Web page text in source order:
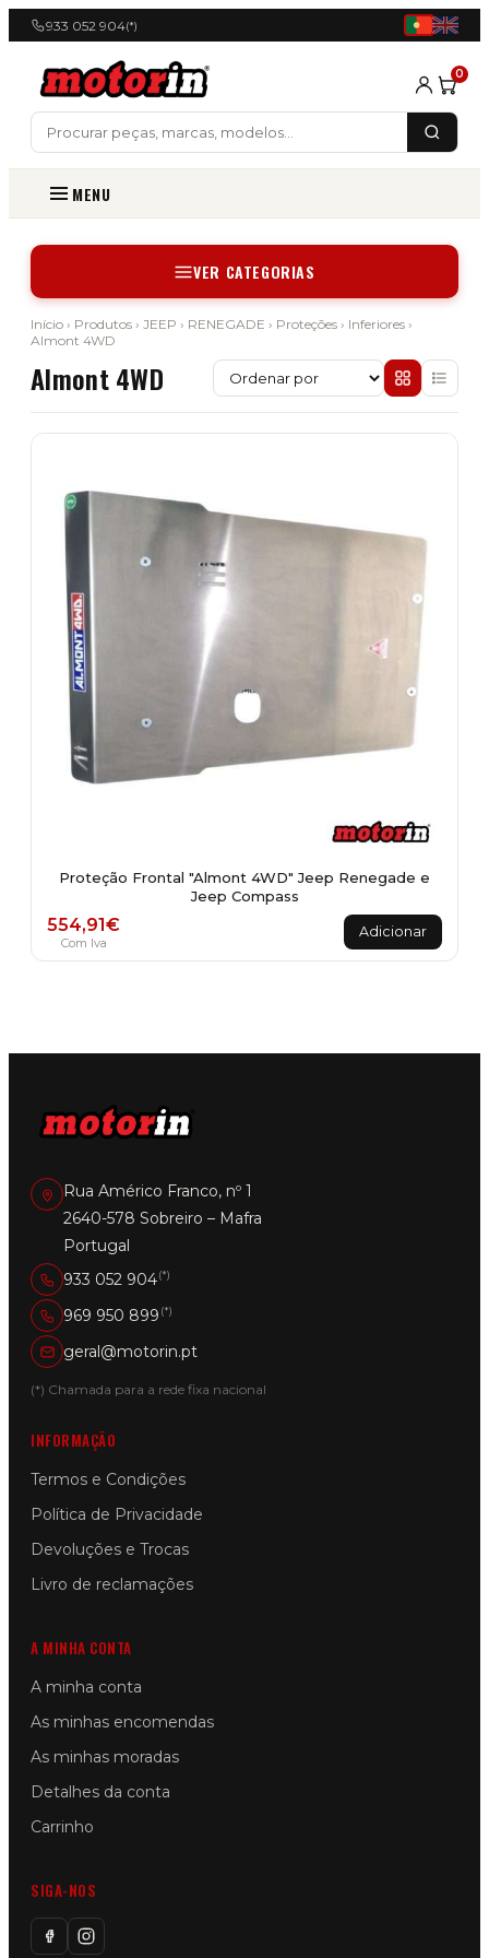
933 052 904(*)
0
MENU
VER CATEGORIAS
Início › Produtos › JEEP › RENEGADE › Proteções › Inferiores ›
Almont 4WD
Almont 4WD
Proteção Frontal "Almont 4WD" Jeep Renegade e
Jeep Compass
554,91€
Com Iva
Adicionar
Rua Américo Franco, nº 1
2640-578 Sobreiro – Mafra
Portugal
933 052 904(*)
969 950 899 (*)
geral@motorin.pt
(*) Chamada para a rede fixa nacional
INFORMAÇÃO
Termos e Condições
Política de Privacidade
Devoluções e Trocas
Livro de reclamações
A MINHA CONTA
A minha conta
As minhas encomendas
As minhas moradas
Detalhes da conta
Carrinho
SIGA-NOS